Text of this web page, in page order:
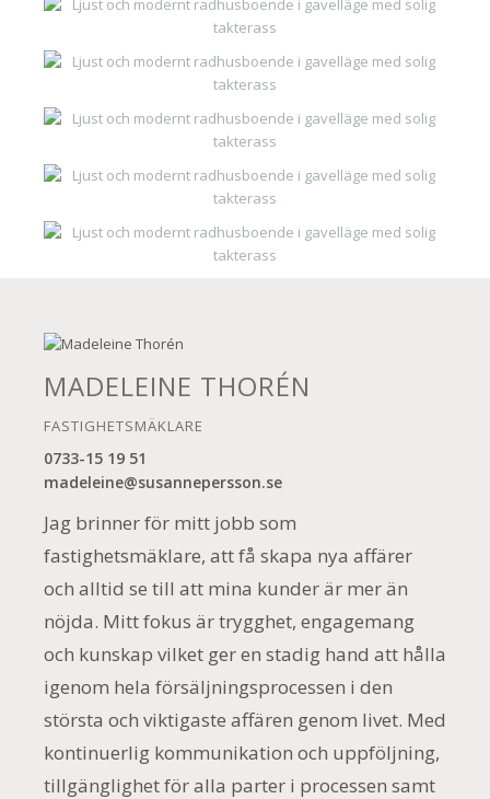
MADELEINE THORÉN
FASTIGHETSMÄKLARE
0733-15 19 51
madeleine@susannepersson.se
Jag brinner för mitt jobb som
fastighetsmäklare, att få skapa nya affärer
och alltid se till att mina kunder är mer än
nöjda. Mitt fokus är trygghet, engagemang
och kunskap vilket ger en stadig hand att hålla
igenom hela försäljningsprocessen i den
största och viktigaste affären genom livet. Med
kontinuerlig kommunikation och uppföljning,
tillgänglighet för alla parter i processen samt